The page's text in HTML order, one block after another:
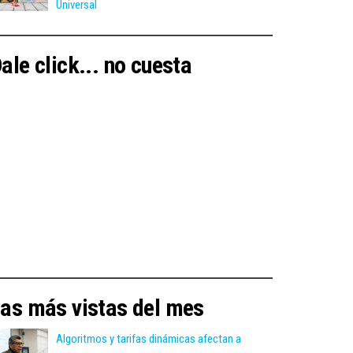
Universal
click... no cuesta
más vistas del mes
Algoritmos y tarifas dinámicas afectan a